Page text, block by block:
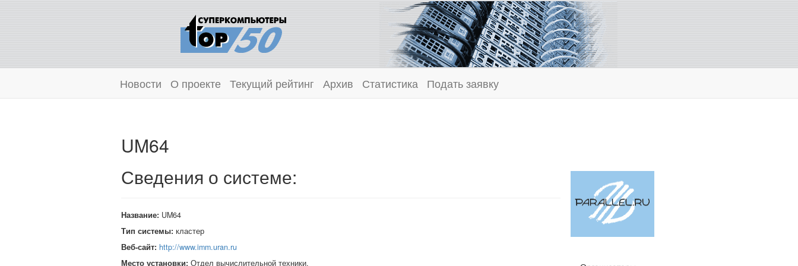
Новости О проекте Текущий рейтинг Архив Статистика Подать заявку
UM64
Сведения о системе:
Название: UM64
Тип системы: кластер
Веб-сайт: http://www.imm.uran.ru
Место установки: Отдел вычислительной техники,